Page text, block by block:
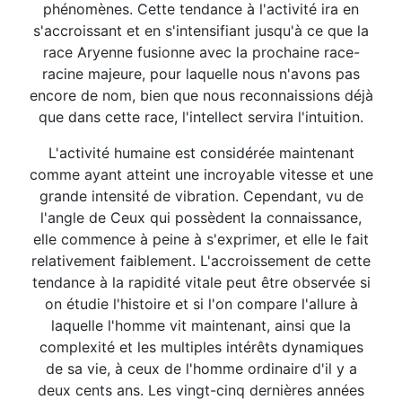
phénomènes. Cette tendance à l'activité ira en
s'accroissant et en s'intensifiant jusqu'à ce que la
race Aryenne fusionne avec la prochaine race-
racine majeure, pour laquelle nous n'avons pas
encore de nom, bien que nous reconnaissions déjà
que dans cette race, l'intellect servira l'intuition.
L'activité humaine est considérée maintenant
comme ayant atteint une incroyable vitesse et une
grande intensité de vibration. Cependant, vu de
l'angle de Ceux qui possèdent la connaissance,
elle commence à peine à s'exprimer, et elle le fait
relativement faiblement. L'accroissement de cette
tendance à la rapidité vitale peut être observée si
on étudie l'histoire et si l'on compare l'allure à
laquelle l'homme vit maintenant, ainsi que la
complexité et les multiples intérêts dynamiques
de sa vie, à ceux de l'homme ordinaire d'il y a
deux cents ans. Les vingt-cinq dernières années